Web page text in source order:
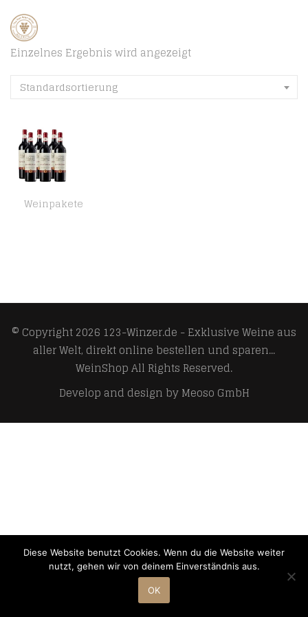
Einzelnes Ergebnis wird angezeigt
Standardsortierung
Weinpakete
© Copyright 2026 123-Winzer.de - Exklusive Weine aus
aller Welt, direkt online bestellen und sparen...
WeinShopAll Rights Reserved.
Develop and design byMeoso GmbH
Diese Website benutzt Cookies. Wenn du die Website weiter
nutzt, gehen wir von deinem Einverständnis aus.
OK